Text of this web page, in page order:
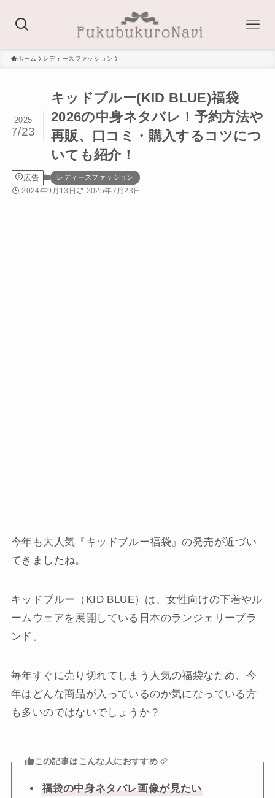
ホーム レディースファッション
キッドブルー(KID BLUE)福袋
2026の中身ネタバレ！予約方法や
再販、口コミ・購入するコツにつ
いても紹介！
2025
7/23
広告 レディースファッション
2024年9月13日 2025年7月23日
今年も大人気『キッドブルー福袋』の発売が近づい
てきましたね。
キッドブルー（KID BLUE）は、女性向けの下着やル
ームウェアを展開している日本のランジェリーブラ
ンド。
毎年すぐに売り切れてしまう人気の福袋なため、今
年はどんな商品が入っているのか気になっている方
も多いのではないでしょうか？
この記事はこんな人におすすめ
福袋の中身ネタバレ画像が見たい